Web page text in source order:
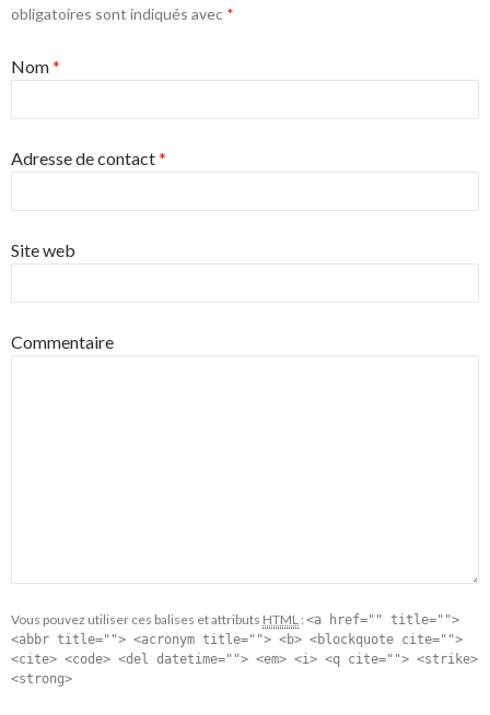
obligatoires sont indiqués avec *
Nom*
Adresse de contact*
Site web
Commentaire
Vous pouvez utiliser ces balises et attributs HTML : <a href="" title="">
<abbr title=""> <acronym title=""> <b> <blockquote cite="">
<cite> <code> <del datetime=""> <em> <i> <q cite=""> <strike>
<strong>